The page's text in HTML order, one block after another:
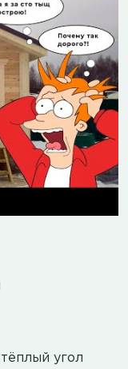
угол